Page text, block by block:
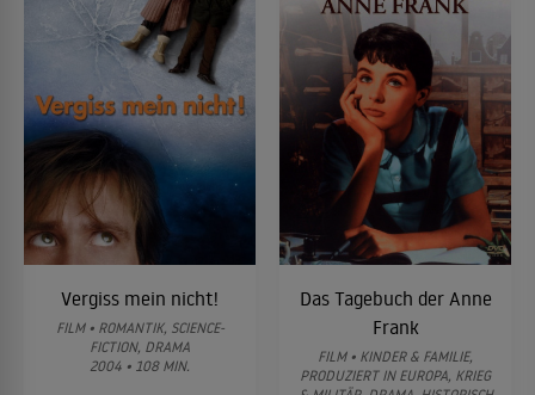
Vergiss mein nicht!
FILM • ROMANTIK, SCIENCE-
FICTION, DRAMA
2004 • 108 MIN.
Das Tagebuch der Anne
Frank
FILM • KINDER & FAMILIE,
PRODUZIERT IN EUROPA, KRIEG